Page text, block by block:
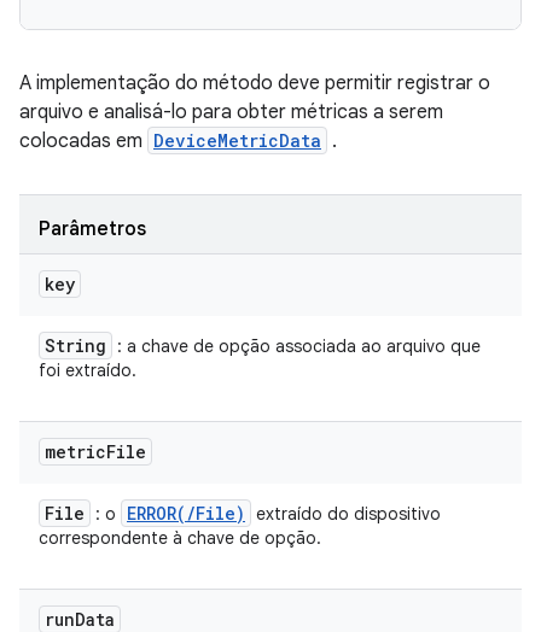
A implementação do método deve permitir registrar o
arquivo e analisá-lo para obter métricas a serem
colocadas em DeviceMetricData .
Parâmetros
key
String
: a chave de opção associada ao arquivo que
foi extraído.
metricFile
File : o ERROR( /File)
extraído do dispositivo
correspondente à chave de opção.
runData